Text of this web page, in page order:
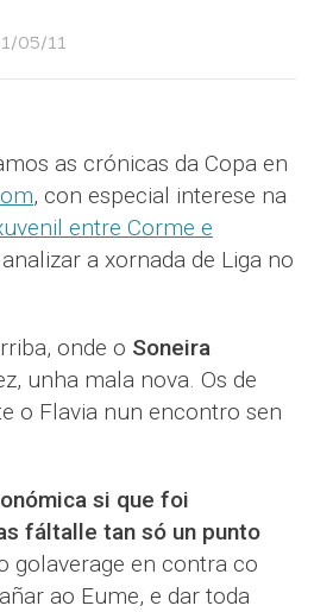
05/11
as crónicas da Copa en
, con especial interese na
entre Corme e
a xornada de Liga no
onde o Soneira
unha mala nova. Os de
o Flavia nun encontro sen
si que foi
fáltalle tan só un punto
golaverage en contra co
ao Eume, e dar toda